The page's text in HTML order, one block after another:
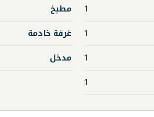
1 مطبخ
1 غرفة خادمة
1 مدخل
1